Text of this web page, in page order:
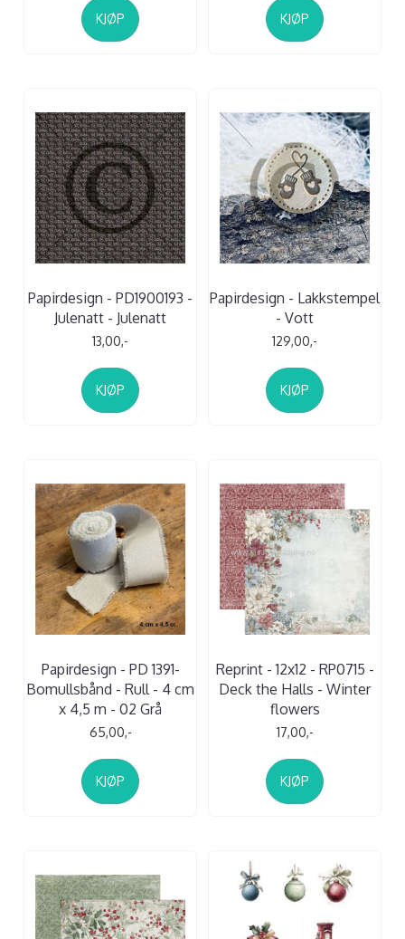
KJØP KJØP
Papirdesign - PD1900193 -
Julenatt - Julenatt
13,00,-
KJØP
Papirdesign - Lakkstempel
- Vott
129,00,-
KJØP
Papirdesign - PD 1391-
Bomullsbånd - Rull - 4 cm
x 4,5 m - 02 Grå
65,00,-
KJØP
Reprint - 12x12 - RP0715 -
Deck the Halls - Winter
flowers
17,00,-
KJØP